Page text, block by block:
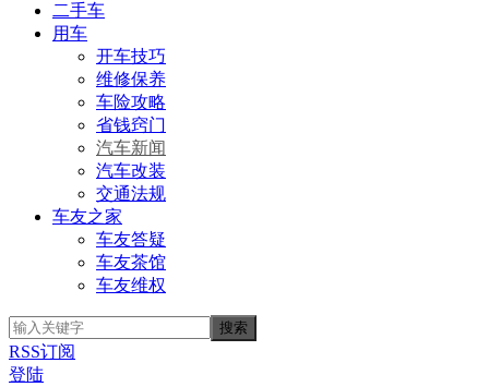
二手车
用车
开车技巧
维修保养
车险攻略
省钱窍门
汽车新闻
汽车改装
交通法规
车友之家
车友答疑
车友茶馆
车友维权
RSS订阅
登陆